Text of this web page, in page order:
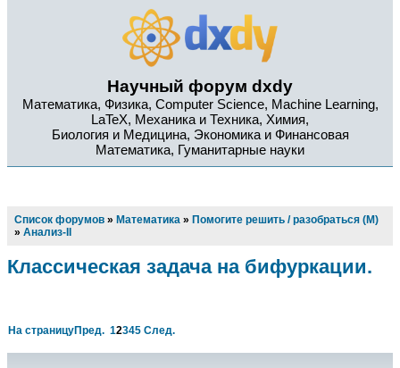
Научный форум dxdy
Математика, Физика, Computer Science, Machine Learning,
LaTeX, Механика и Техника, Химия,
Биология и Медицина, Экономика и Финансовая
Математика, Гуманитарные науки
Список форумов » Математика » Помогите решить / разобраться (М)
» Анализ-II
Классическая задача на бифуркации.
На страницуПред. 12345 След.